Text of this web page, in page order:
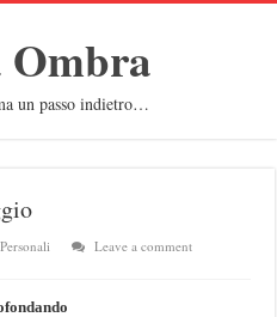
un passo indietro…
Personali
Leave a comment